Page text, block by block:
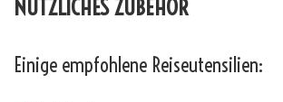
NÜTZLICHES ZUBEHÖR
Einige empfohlene Reiseutensilien: